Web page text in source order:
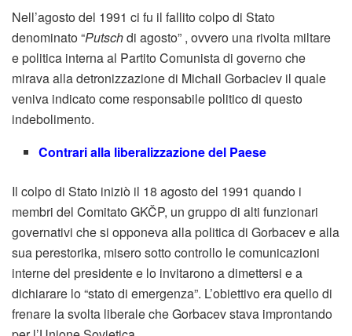
Nell’agosto del 1991 ci fu il fallito colpo di Stato
denominato “Putschdi agosto” , ovvero una rivolta miltare
e politica interna al Partito Comunista di governo che
mirava alla detronizzazione di Michail Gorbaciev il quale
veniva indicato come responsabile politico di questo
indebolimento.
Contrari alla liberalizzazione del Paese
Il colpo di Stato iniziò il 18 agosto del 1991 quando i
membri del Comitato GKČP, un gruppo di alti funzionari
governativi che si opponeva alla politica di Gorbacev e alla
sua perestorika, misero sotto controllo le comunicazioni
interne del presidente e lo invitarono a dimettersi e a
dichiarare lo “stato di emergenza”. L’obiettivo era quello di
frenare la svolta liberale che Gorbacev stava improntando